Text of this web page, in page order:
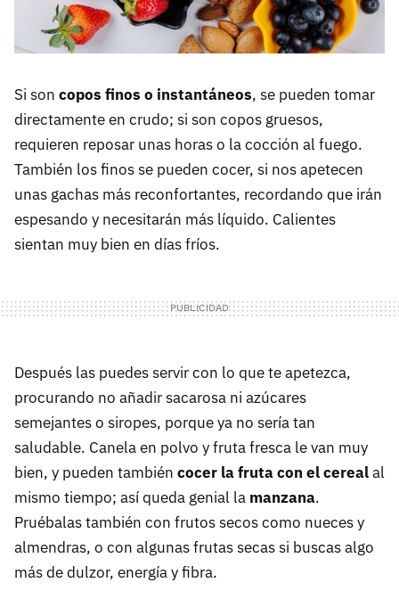
Si son copos finos o instantáneos, se pueden tomar
directamente en crudo; si son copos gruesos,
requieren reposar unas horas o la cocción al fuego.
También los finos se pueden cocer, si nos apetecen
unas gachas más reconfortantes, recordando que irán
espesando y necesitarán más líquido. Calientes
sientan muy bien en días fríos.
Después las puedes servir con lo que te apetezca,
procurando no añadir sacarosa ni azúcares
semejantes o siropes, porque ya no sería tan
saludable. Canela en polvo y fruta fresca le van muy
bien, y pueden también cocer la fruta con el cerealal
mismo tiempo; así queda genial la manzana.
Pruébalas también con frutos secos como nueces y
almendras, o con algunas frutas secas si buscas algo
más de dulzor, energía y fibra.